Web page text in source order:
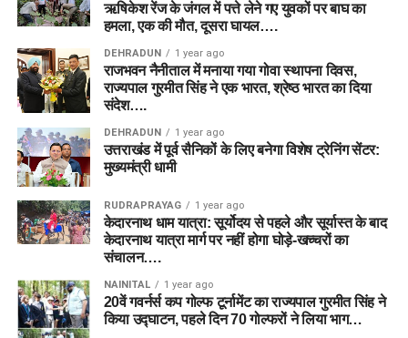
ऋषिकेश रेंज के जंगल में पत्ते लेने गए युवकों पर बाघ का
हमला, एक की मौत, दूसरा घायल….
DEHRADUN 1 year ago
राजभवन नैनीताल में मनाया गया गोवा स्थापना दिवस,
राज्यपाल गुरमीत सिंह ने एक भारत, श्रेष्ठ भारत का दिया
संदेश….
DEHRADUN 1 year ago
उत्तराखंड में पूर्व सैनिकों के लिए बनेगा विशेष ट्रेनिंग सेंटर:
मुख्यमंत्री धामी
RUDRAPRAYAG 1 year ago
केदारनाथ धाम यात्रा: सूर्योदय से पहले और सूर्यास्त के बाद
केदारनाथ यात्रा मार्ग पर नहीं होगा घोड़े-खच्चरों का
संचालन….
NAINITAL 1 year ago
20वें गवर्नर्स कप गोल्फ टूर्नामेंट का राज्यपाल गुरमीत सिंह ने
किया उद्घाटन, पहले दिन 70 गोल्फरों ने लिया भाग…